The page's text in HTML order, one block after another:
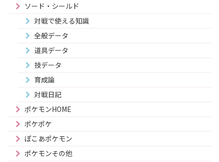
ソード・シールド
対戦で使える知識
全般データ
道具データ
技データ
育成論
対戦日記
ポケモンHOME
ポケポケ
ぽこあポケモン
ポケモンその他